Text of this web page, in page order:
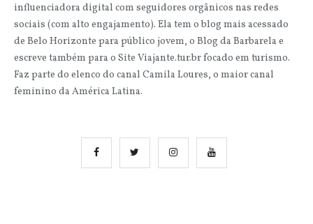
influenciadora digital com seguidores orgânicos nas redes
sociais (com alto engajamento). Ela tem o blog mais acessado
de Belo Horizonte para público jovem, o Blog da Barbarela e
escreve também para o Site Viajante.tur.br focado em turismo.
Faz parte do elenco do canal Camila Loures, o maior canal
feminino da América Latina.